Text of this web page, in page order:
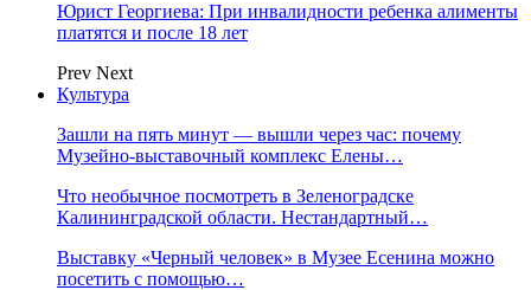
Юрист Георгиева: При инвалидности ребенка алименты
платятся и после 18 лет
Prev Next
Культура
Зашли на пять минут — вышли через час: почему
Музейно-выставочный комплекс Елены…
Что необычное посмотреть в Зеленоградске
Калининградской области. Нестандартный…
Выставку «Черный человек» в Музее Есенина можно
посетить с помощью…